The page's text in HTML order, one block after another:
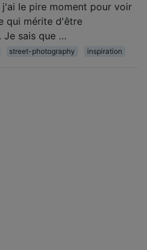
j'ai le pire moment pour voir
qui mérite d'être
Je sais que …
street-photography inspiration